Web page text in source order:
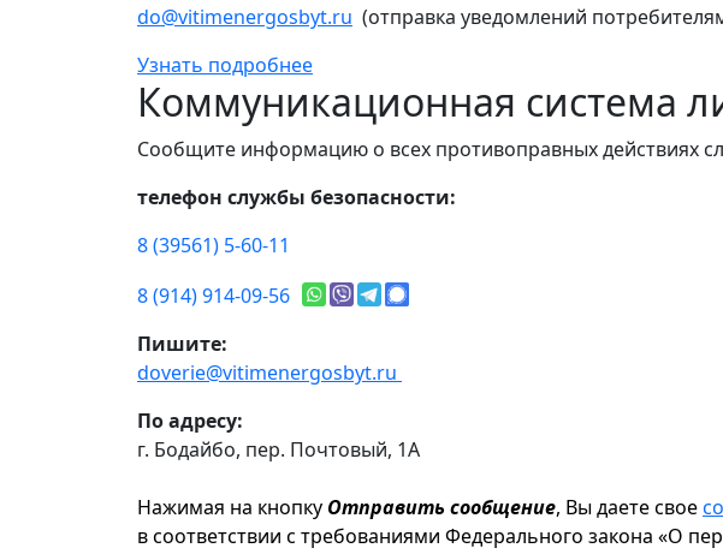
do@vitimenergosbyt.ru (отправка уведомлений
Узнать подробнее
Коммуникационная система
Сообщите информацию о всех противоправных действиях
телефон службы безопасности:
8 (39561) 5-60-11
8 (914) 914-09-56
Пишите:
doverie@vitimenergosbyt.ru
По адресу:
г. Бодайбо, пер. Почтовый, 1А
Нажимая на кнопку Отправить сообщение, Вы даете свое
в соответствии с требованиями Федерального закона «О